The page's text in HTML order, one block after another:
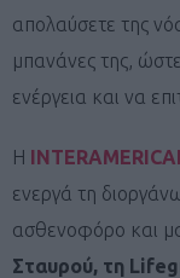
απολαύσετε της
μπανάνες της,
ενέργεια και να
Η
ενεργά τη
ασθενοφόρο και
Σταυρού, τη